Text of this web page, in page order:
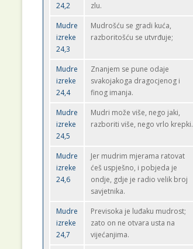
24,2
zlu.
Mudre
izreke
24,3
Mudrošću se gradi kuća,
razboritošću se utvrđuje;
Mudre
izreke
24,4
Znanjem se pune odaje
svakojakoga dragocjenog i
finog imanja.
Mudre
izreke
24,5
Mudri može više, nego jaki,
razboriti više, nego vrlo krepki.
Mudre
izreke
24,6
Jer mudrim mjerama ratovat
ćeš uspješno, i pobjeda je
ondje, gdje je radio velik broj
savjetnika.
Mudre
izreke
24,7
Previsoka je luđaku mudrost;
zato on ne otvara usta na
vijećanjima.